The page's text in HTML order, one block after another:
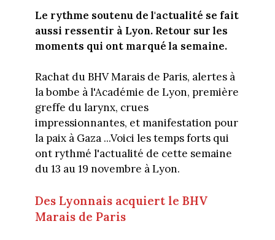
Le rythme soutenu de l'actualité se fait
aussi ressentir à Lyon. Retour sur les
moments qui ont marqué la semaine.
Rachat du BHV Marais de Paris, alertes à
la bombe à l'Académie de Lyon, première
greffe du larynx, crues
impressionnantes, et manifestation pour
la paix à Gaza ...Voici les temps forts qui
ont rythmé l'actualité de cette semaine
du 13 au 19 novembre à Lyon.
Des Lyonnais acquiert le BHV
Marais de Paris